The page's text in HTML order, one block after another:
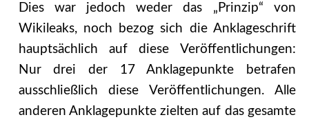
Dies war jedoch weder das „Prinzip“ von
Wikileaks, noch bezog sich die Anklageschrift
hauptsächlich auf diese Veröffentlichungen:
Nur drei der 17 Anklagepunkte betrafen
ausschließlich diese Veröffentlichungen. Alle
anderen Anklagepunkte zielten auf das gesamte